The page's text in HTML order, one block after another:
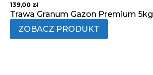
139,00 zł
Trawa Granum Gazon Premium 5kg
ZOBACZ PRODUKT